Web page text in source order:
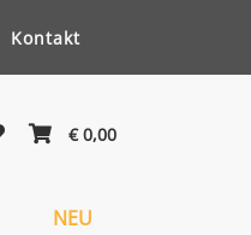
Kontakt
€ 0,00
NEU